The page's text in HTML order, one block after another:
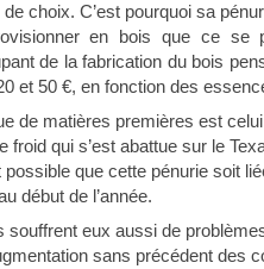
choix. C’est pourquoi sa
en bois que ce se
de la fabrication du bois
et 50 €, en fonction des
de matières premières est
froid qui s’est abattue sur le
que cette pénurie soit
début de l’année.
eux aussi de
sans précédent des